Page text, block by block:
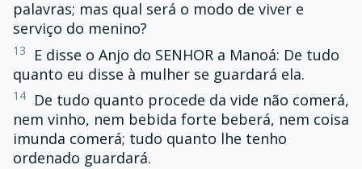
palavras; mas qual será o modo de viver e
serviço do menino?
13
E disse o Anjo do SENHOR a Manoá: De tudo
quanto eu disse à mulher se guardará ela.
14
De tudo quanto procede da vide não comerá,
nem vinho, nem bebida forte beberá, nem coisa
imunda comerá; tudo quanto lhe tenho
ordenado guardará.